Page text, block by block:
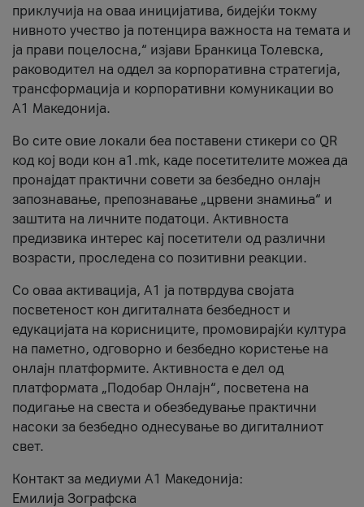
приклучија на оваа иницијатива, бидејќи токму
нивното учество ја потенцира важноста на темата и
ја прави поцелосна,“ изјави Бранкица Толевска,
раководител на оддел за корпоративна стратегија,
трансформација и корпоративни комуникации во
А1 Македонија.
Во сите овие локали беа поставени стикери со QR
код кој води кон a1.mk, каде посетителите можеа да
пронајдат практични совети за безбедно онлајн
запознавање, препознавање „црвени знамиња“ и
заштита на личните податоци. Активноста
предизвика интерес кај посетители од различни
возрасти, проследена со позитивни реакции.
Со оваа активација, А1 ја потврдува својата
посветеност кон дигиталната безбедност и
едукацијата на корисниците, промовирајќи култура
на паметно, одговорно и безбедно користење на
онлајн платформите. Активноста е дел од
платформата „Подобар Онлајн“, посветена на
подигање на свеста и обезбедување практични
насоки за безбедно однесување во дигиталниот
свет.
Контакт за медиуми А1 Македонија:
Емилија Зографска